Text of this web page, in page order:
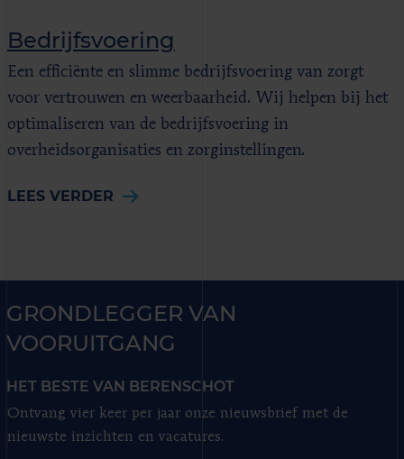
Bedrijfsvoering
Een efficiënte en slimme bedrijfsvoering van zorgt
voor vertrouwen en weerbaarheid. Wij helpen bij het
optimaliseren van de bedrijfsvoering in
overheidsorganisaties en zorginstellingen.
LEES VERDER
GRONDLEGGER VAN
VOORUITGANG
HET BESTE VAN BERENSCHOT
Ontvang vier keer per jaar onze nieuwsbrief met de
nieuwste inzichten en vacatures.